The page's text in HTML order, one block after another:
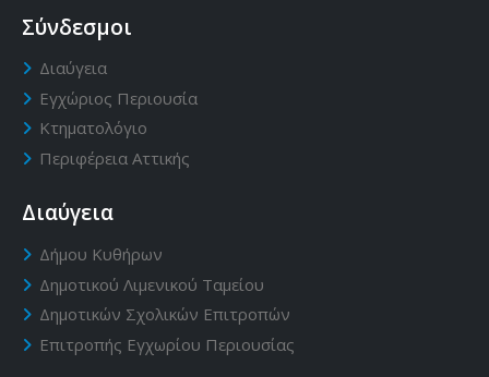
Σύνδεσμοι
Διαύγεια
Εγχώριος Περιουσία
Κτηματολόγιο
Περιφέρεια Αττικής
Διαύγεια
Δήμου Κυθήρων
Δημοτικού Λιμενικού Ταμείου
Δημοτικών Σχολικών Επιτροπών
Επιτροπής Εγχωρίου Περιουσίας